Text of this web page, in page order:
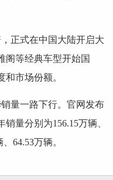
正式在中国大陆开启‌大
阁等经典车型开始国
市场份额。
量一路下行。官网发布
量分别为156.15万辆、
64.53万辆。